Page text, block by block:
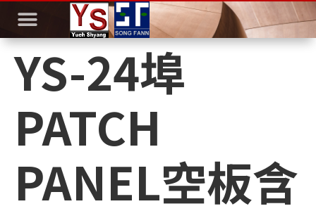
YS-24埠
PATCH
PANEL空板含